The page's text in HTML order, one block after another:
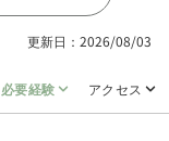
更新日：2026/08/03
必要経験 アクセス